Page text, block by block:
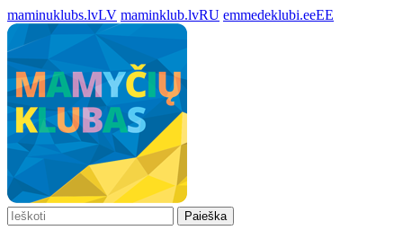
maminuklubs.lvLV maminklub.lvRU emmedeklubi.eeEE
Paieška